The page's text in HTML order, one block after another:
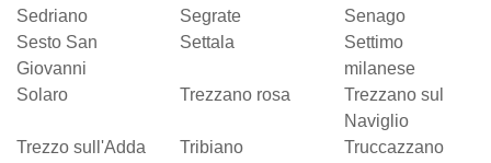
Sedriano
Segrate
Senago
Sesto San
Giovanni
Settala
Settimo
milanese
Solaro
Trezzano rosa
Trezzano sul
Naviglio
Trezzo sull'Adda
Tribiano
Truccazzano